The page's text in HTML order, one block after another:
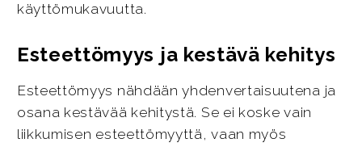
käyttömukavuutta.
Esteettömyys ja kestävä kehitys
Esteettömyys nähdään yhdenvertaisuutena ja
osana kestävää kehitystä. Se ei koske vain
liikkumisen esteettömyyttä, vaan myös